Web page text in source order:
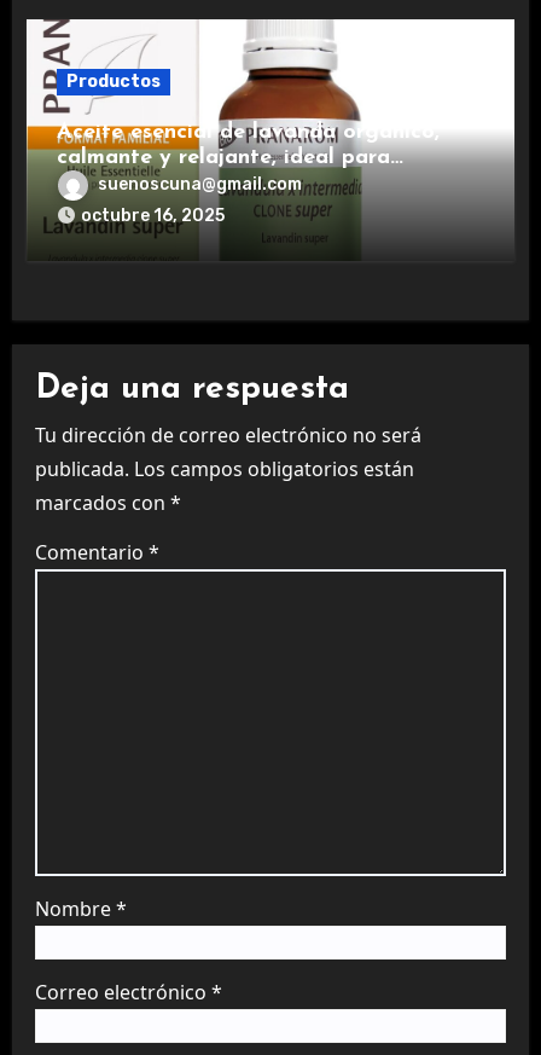
Productos
Aceite esencial de lavanda orgánico,
calmante y relajante, ideal para
aromaterapia.
suenoscuna@gmail.com
octubre 16, 2025
Deja una respuesta
Tu dirección de correo electrónico no será
publicada. Los campos obligatorios están
marcados con *
Comentario *
Nombre*
Correo electrónico *